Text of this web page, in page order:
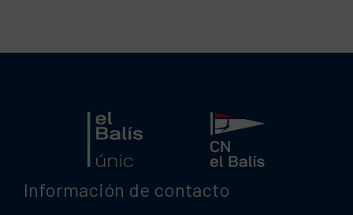
Información de contacto